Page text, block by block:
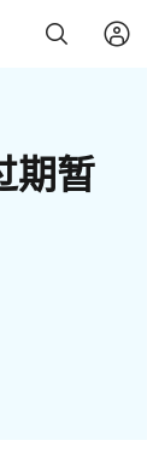
期暂